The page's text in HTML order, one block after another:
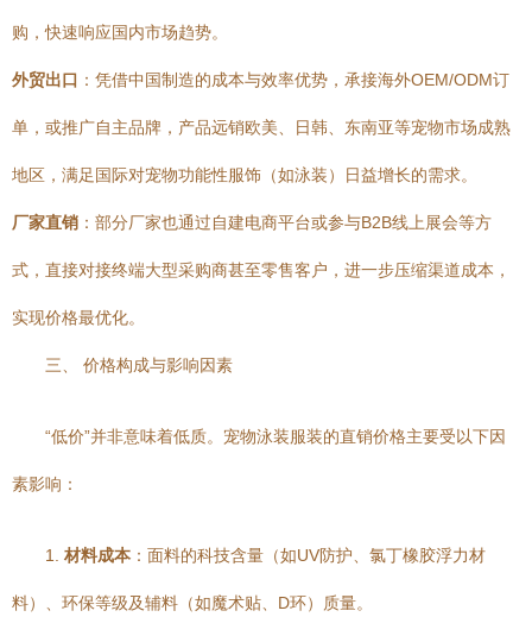
购，快速响应国内市场趋势。
外贸出口 ：凭借中国制造的成本与效率优势，承接海外OEM/ODM订
单，或推广自主品牌，产品远销欧美、日韩、东南亚等宠物市场成熟
地区，满足国际对宠物功能性服饰（如泳装）日益增长的需求。
厂家直销 ：部分厂家也通过自建电商平台或参与B2B线上展会等方
式，直接对接终端大型采购商甚至零售客户，进一步压缩渠道成本，
实现价格最优化。
三、 价格构成与影响因素
“低价”并非意味着低质。宠物泳装服装的直销价格主要受以下因
素影响：
1. 材料成本 ：面料的科技含量（如UV防护、氯丁橡胶浮力材
料）、环保等级及辅料（如魔术贴、D环）质量。